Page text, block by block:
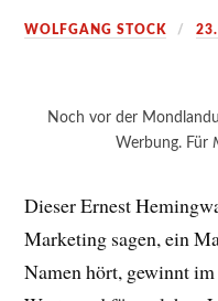
WOLFGANG STOCK
Noch vor der
Werbung. Für
Dieser Ernest
Marketing sagen, ein
Namen hört, gewinnt